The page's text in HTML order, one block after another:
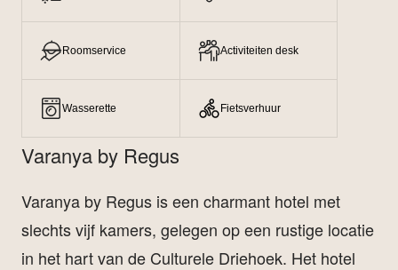
Varanya by Regus
Varanya by Regus is een charmant hotel met
slechts vijf kamers, gelegen op een rustige locatie
in het hart van de Culturele Driehoek. Het hotel
Roomservice Activiteiten desk
Wasserette Fietsverhuur